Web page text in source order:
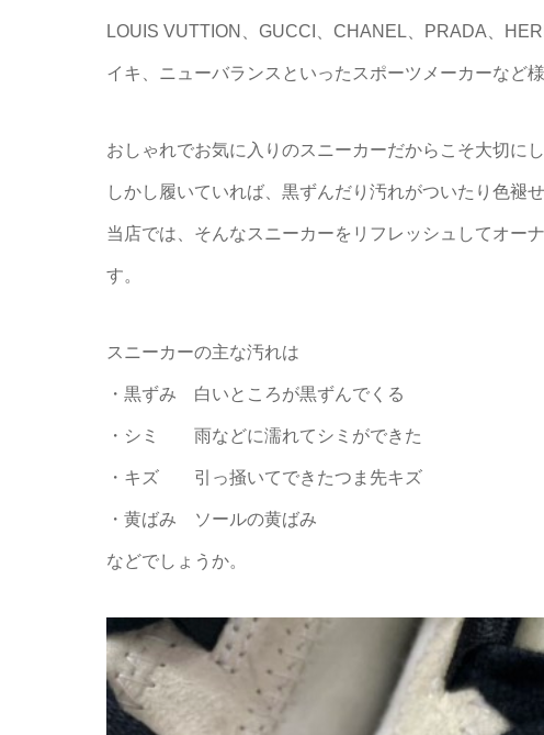
LOUIS VUTTION、GUCCI、CHANEL、PRADA、
イキ、ニューバランスといったスポーツメーカーなど様
おしゃれでお気に入りのスニーカーだからこそ大切に
しかし履いていれば、黒ずんだり汚れがついたり色褪
当店では、そんなスニーカーをリフレッシュしてオー
す。
スニーカーの主な汚れは
・黒ずみ 白いところが黒ずんでくる
・シミ 雨などに濡れてシミができた
・キズ 引っ掻いてできたつま先キズ
・黄ばみ ソールの黄ばみ
などでしょうか。